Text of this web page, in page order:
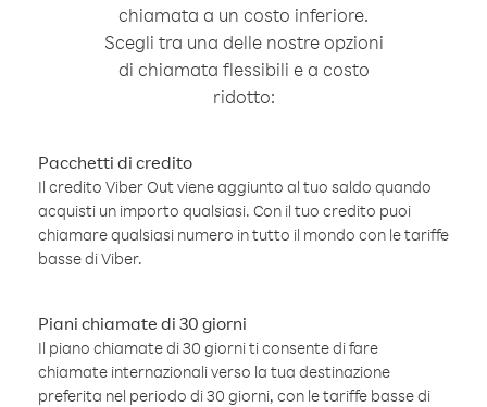
chiamata a un costo inferiore.
Scegli tra una delle nostre opzioni
di chiamata flessibili e a costo
ridotto:
Pacchetti di credito
Il credito Viber Out viene aggiunto al tuo saldo quando
acquisti un importo qualsiasi. Con il tuo credito puoi
chiamare qualsiasi numero in tutto il mondo con le tariffe
basse di Viber.
Piani chiamate di 30 giorni
Il piano chiamate di 30 giorni ti consente di fare
chiamate internazionali verso la tua destinazione
preferita nel periodo di 30 giorni, con le tariffe basse di